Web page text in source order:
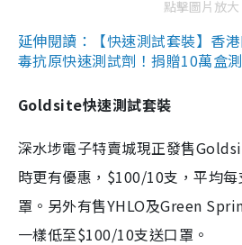
點擊圖片放大
延伸閱讀：【快速測試套裝】香
毒抗原快速測試劑！捐贈10萬盒
Goldsite快速測試套裝
深水埗電子特賣城現正發售
時更有優惠，$100/10支，平均
罩。另外有售YHLO及Green
一樣低至$100/10支送口罩。